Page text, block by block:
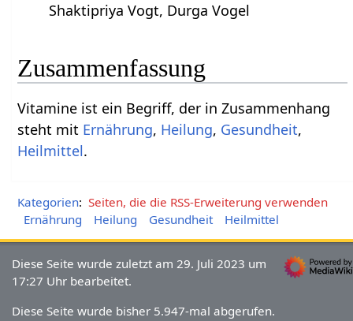
Shaktipriya Vogt, Durga Vogel
Zusammenfassung
Vitamine‏‎ ist ein Begriff, der in Zusammenhang
steht mit Ernährung, Heilung, Gesundheit,
Heilmittel.
Kategorien: Seiten, die die RSS-Erweiterung verwenden
Ernährung
Heilung Gesundheit Heilmittel
Diese Seite wurde zuletzt am 29. Juli 2023 um
17:27 Uhr bearbeitet.
Diese Seite wurde bisher 5.947-mal abgerufen.